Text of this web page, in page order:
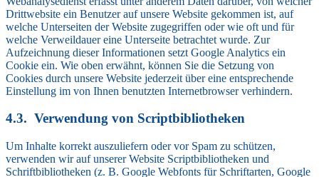
Drittwebsite ein Benutzer auf unsere Website gekommen ist, auf
welche Unterseiten der Website zugegriffen oder wie oft und für
welche Verweildauer eine Unterseite betrachtet wurde. Zur
Aufzeichnung dieser Informationen setzt Google Analytics ein
Cookie ein. Wie oben erwähnt, können Sie die Setzung von
Cookies durch unsere Website jederzeit über eine entsprechende
Einstellung im von Ihnen benutzten Internetbrowser verhindern.
Verwendung von Scriptbibliotheken
Um Inhalte korrekt auszuliefern oder vor Spam zu schützen,
verwenden wir auf unserer Website Scriptbibliotheken und
Schriftbibliotheken (z. B. Google Webfonts für Schriftarten, Google